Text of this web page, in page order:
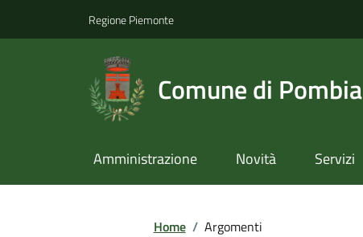
Regione Piemonte
Comune di Pombia
Amministrazione Novità Servizi
Home / Argomenti